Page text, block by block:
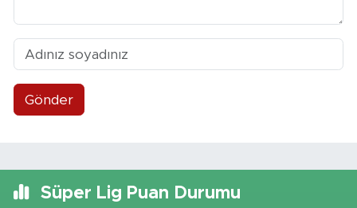
Gönder
Süper Lig Puan Durumu